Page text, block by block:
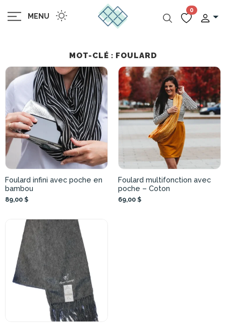
MENU
0
MOT-CLÉ : FOULARD
Foulard infini avec poche en
bambou
89,00 $
Foulard multifonction avec
poche – Coton
69,00 $